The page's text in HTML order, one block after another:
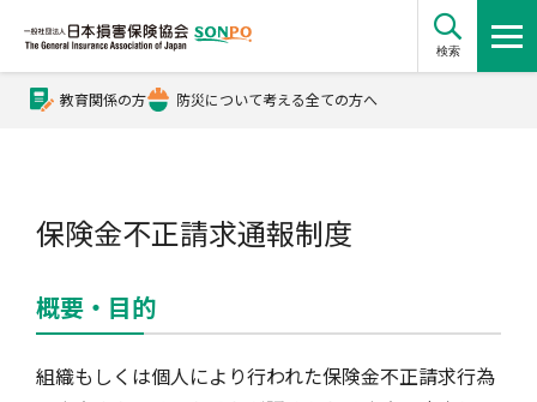
検索
公式Xアカウント
公式YouTubeチャンネル
損害保険とは？
教育関係の方 防災について考える全ての方へ
保険金不正請求通報制度
概要・目的
組織もしくは個人により行われた保険金不正請求行為